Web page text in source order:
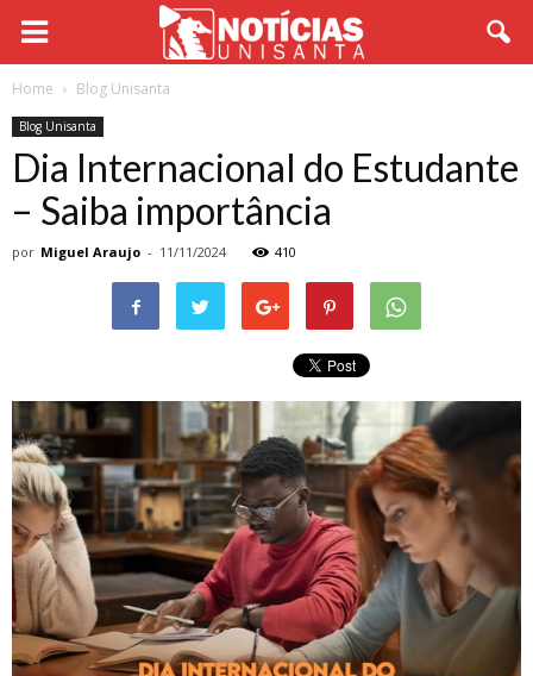
Home Blog Unisanta
Blog Unisanta
Dia Internacional do Estudante
– Saiba importância
por Miguel Araujo - 11/11/2024 410